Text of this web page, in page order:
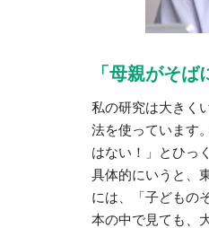
「母親がそ
私の研究は大きく
法を使っています
はない！」とひっ
具体的にいうと、
には、「子どもの
本の中で見ても、